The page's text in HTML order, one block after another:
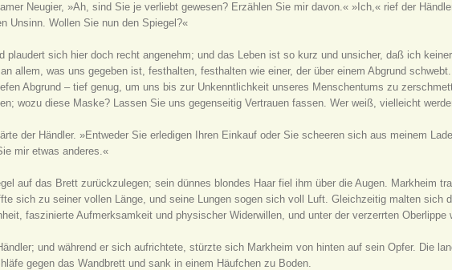
Neugier, »Ah, sind Sie je verliebt gewesen? Erzählen Sie mir davon.« »Ich,« rief der
Unsinn. Wollen Sie nun den Spiegel?«
sich hier doch recht angenehm; und das Leben ist so kurz und unsicher, daß ich
allem, was uns gegeben ist, festhalten, festhalten wie einer, der über einem Abgrund
Abgrund – tief genug, um uns bis zur Unkenntlichkeit unseres Menschentums zu
wozu diese Maske? Lassen Sie uns gegenseitig Vertrauen fassen. Wer weiß, vielleicht
der Händler. »Entweder Sie erledigen Ihren Einkauf oder Sie scheeren sich aus meinem
mir etwas anderes.«
auf das Brett zurückzulegen; sein dünnes blondes Haar fiel ihm über die Augen. Markheim
sich zu seiner vollen Länge, und seine Lungen sogen sich voll Luft. Gleichzeitig malten sich
faszinierte Aufmerksamkeit und physischer Widerwillen, und unter der verzerrten Oberlippe
und während er sich aufrichtete, stürzte sich Markheim von hinten auf sein Opfer. Die
gegen das Wandbrett und sank in einem Häufchen zu Boden.